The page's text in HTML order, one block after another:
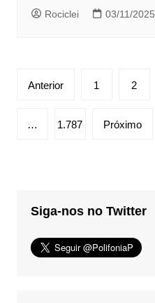
Rociclei 03/11/2025
Paginação
posts
Anterior 1 2
… 1.787 Próximo
Siga-nos no Twitter